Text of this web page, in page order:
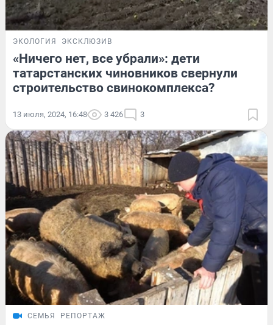
ЭКОЛОГИЯ ЭКСКЛЮЗИВ
«Ничего нет, все убрали»: дети
татарстанских чиновников свернули
строительство свинокомплекса?
13 июля, 2024, 16:48 3 426 3
СЕМЬЯ РЕПОРТАЖ